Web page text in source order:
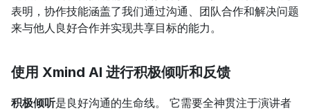
表明，协作技能涵盖了我们通过沟通、团队合作和解决问题
来与他人良好合作并实现共享目标的能力。
使用 Xmind AI 进行积极倾听和反馈
积极倾听是良好沟通的生命线。 它需要全神贯注于演讲者